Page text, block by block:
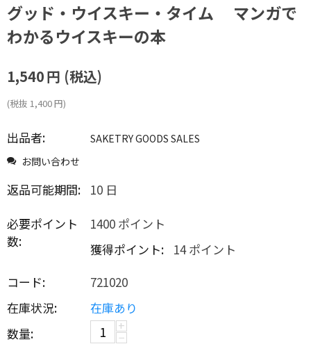
グッド・ウイスキー・タイム マンガで
わかるウイスキーの本
1,540円 (税込)
(税抜 1,400円)
出品者:
SAKETRY GOODS SALES
お問い合わせ
返品可能期間: 10 日
必要ポイント
数:
1400 ポイント
獲得ポイント: 14 ポイント
コード:
721020
在庫状況:
在庫あり
数量:
+
−